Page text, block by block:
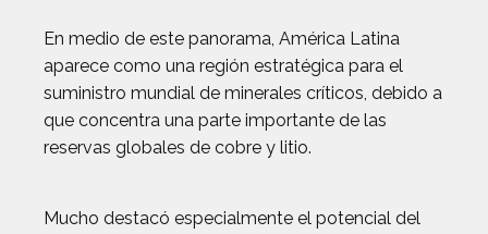
En medio de este panorama, América Latina
aparece como una región estratégica para el
suministro mundial de minerales críticos, debido a
que concentra una parte importante de las
reservas globales de cobre y litio.
Mucho destacó especialmente el potencial del